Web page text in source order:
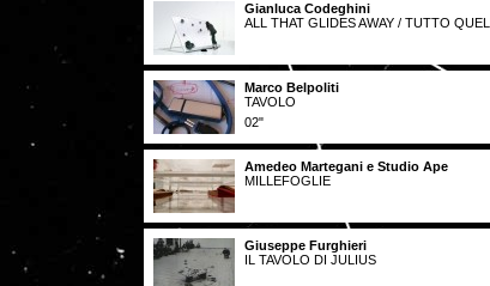
Gianluca Codeghini
ALL THAT GLIDES AWAY / TUTTO
Marco Belpoliti
TAVOLO
02"
Amedeo Martegani e Studio Ape
MILLEFOGLIE
Giuseppe Furghieri
IL TAVOLO DI JULIUS